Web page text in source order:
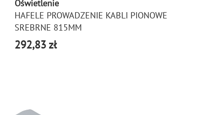
Oświetlenie
HAFELE PROWADZENIE KABLI PIONOWE
SREBRNE 815MM
292,83 zł